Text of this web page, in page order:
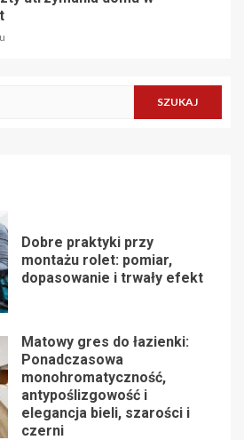
Dobre praktyki przy
montażu rolet: pomiar,
dopasowanie i trwały efekt
Matowy gres do łazienki:
Ponadczasowa
monohromatyczność,
antypoślizgowość i
elegancja bieli, szarości i
czerni